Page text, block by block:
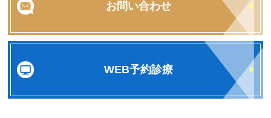
お問い合わせ
WEB予約診療